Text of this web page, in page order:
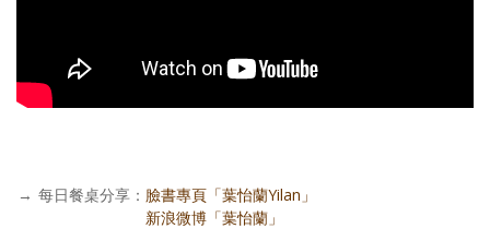
→ 每日餐桌分享： 臉書專頁「葉怡蘭Yilan」
新浪微博「葉怡蘭」